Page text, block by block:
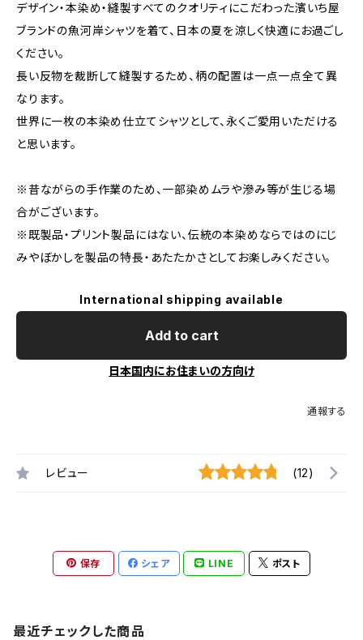
デザイン・本染め・縫製すべてのクオリティにこだわった濱いち屋
ブランドの魚河岸シャツを着て、日本の夏を涼しく快適にお過ごし
ください。
長い反物を裁断して縫製するため、柄の配置は一点一点全て異
なります。
世界に一枚の本染め仕立てシャツとして、永くご愛用いただける
と思います。
※昔ながらの手作業のため、一部染めムラや滲み等が生じる場
合がございます。
※既製品・プリント製品にはない、伝統の本染めならではのにじ
みやぼかしを製品の特長・あたたかさとしてお楽しみください。
International shipping available
Add to cart
日本国内にお住まいの方向け
通報する
レビュー (12)
保存 シェア LINE ポスト
最近チェックした商品